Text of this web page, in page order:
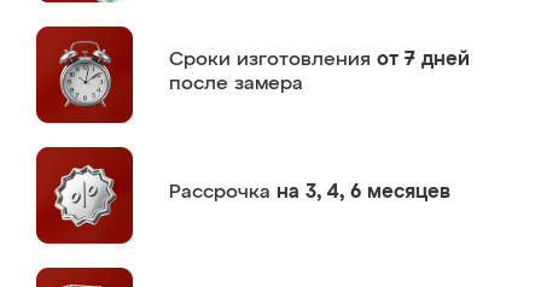
Сроки изготовления от 7 дней
после замера
Рассрочка на 3, 4, 6 месяцев